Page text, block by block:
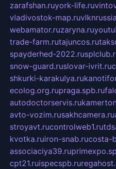
zarafshan.ruyork-life.ru
vladivostok-map.ru
webamator.ruzaryna.ru
trade-farm.rutajuncos.ru
spayderhed-2022.ru
snow-guard.ruslovar-ivrit.ru
shkurki-karakulya.ru
ecolog.org.rupraga.spb.ru
autodoctorservis.ru
avto-vozim.rusakhcamera.ru
stroyavt.rucontrolweb1.ru
kvotka.ruiron-snab.rucosta-
associaciya39.ru
cpt21.ruispecspb.ru